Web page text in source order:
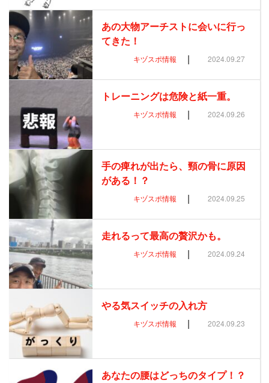
あの大物アーチストに会いに行っ
てきた！
キヅスポ情報 | 2024.09.27
トレーニングは危険と紙一重。
キヅスポ情報 | 2024.09.26
手の痺れが出たら、頸の骨に原因
がある！？
キヅスポ情報 | 2024.09.25
走れるって最高の贅沢かも。
キヅスポ情報 | 2024.09.24
やる気スイッチの入れ方
キヅスポ情報 | 2024.09.23
あなたの腰はどっちのタイプ！？